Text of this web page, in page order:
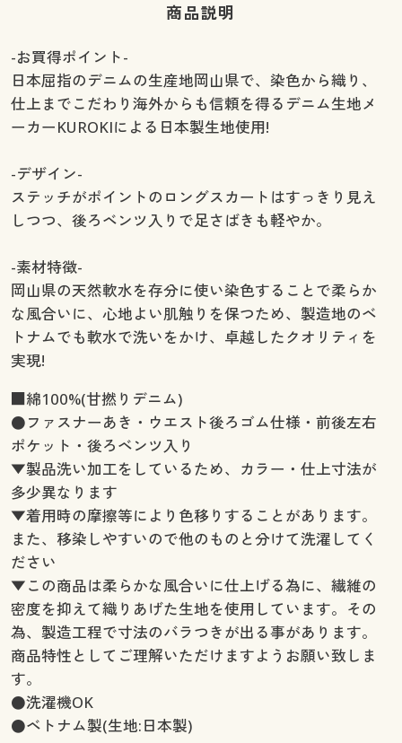
商品説明
-お買得ポイント-
日本屈指のデニムの生産地岡山県で、染色から織り、
仕上までこだわり海外からも信頼を得るデニム生地メ
ーカーKUROKIによる日本製生地使用!
-デザイン-
ステッチがポイントのロングスカートはすっきり見え
しつつ、後ろベンツ入りで足さばきも軽やか。
-素材特徴-
岡山県の天然軟水を存分に使い染色することで柔らか
な風合いに、心地よい肌触りを保つため、製造地のベ
トナムでも軟水で洗いをかけ、卓越したクオリティを
実現!
■綿100%(甘撚りデニム)
●ファスナーあき・ウエスト後ろゴム仕様・前後左右
ポケット・後ろベンツ入り
▼製品洗い加工をしているため、カラー・仕上寸法が
多少異なります
▼着用時の摩擦等により色移りすることがあります。
また、移染しやすいので他のものと分けて洗濯してく
ださい
▼この商品は柔らかな風合いに仕上げる為に、繊維の
密度を抑えて織りあげた生地を使用しています。その
為、製造工程で寸法のバラつきが出る事があります。
商品特性としてご理解いただけますようお願い致しま
す。
●洗濯機OK
●ベトナム製(生地:日本製)